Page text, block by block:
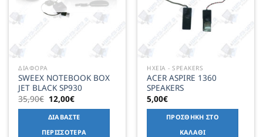
ΔΙΑΦΟΡΑ
SWEEX NOTEBOOK BOX
JET BLACK SP930
35,90€ Original
price
was:
35,90€.
12,00€Η
τρέχουσα
τιμή
είναι:
12,00€.
ΔΙΑΒΆΣΤΕ
ΠΕΡΙΣΣΌΤΕΡΑ
ΗΧΕΙΑ - SPEAKERS
ACER ASPIRE 1360
SPEAKERS
5,00€
ΠΡΟΣΘΉΚΗ ΣΤΟ
ΚΑΛΆΘΙ